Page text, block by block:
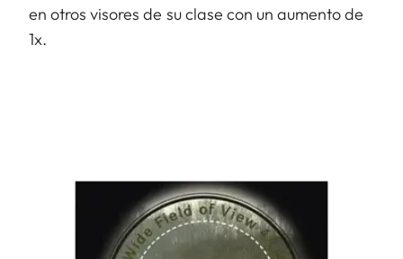
en otros visores de su clase con un aumento de
1x.